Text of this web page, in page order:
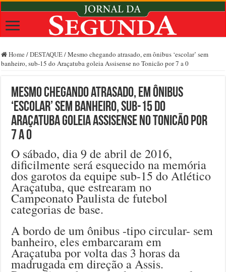
Home /DESTAQUE/Mesmo chegando atrasado, em ônibus ‘escolar’ sem
banheiro, sub-15 do Araçatuba goleia Assisense no Tonicão por 7 a 0
Mesmo chegando atrasado, em ônibus
‘escolar’ sem banheiro, sub-15 do
Araçatuba goleia Assisense no Tonicão por
7 a 0
O sábado, dia 9 de abril de 2016,
dificilmente será esquecido na memória
dos garotos da equipe sub-15 do Atlético
Araçatuba, que estrearam no
Campeonato Paulista de futebol
categorias de base.
A bordo de um ônibus -tipo circular- sem
banheiro, eles embarcaram em
Araçatuba por volta das 3 horas da
madrugada em direção a Assis.